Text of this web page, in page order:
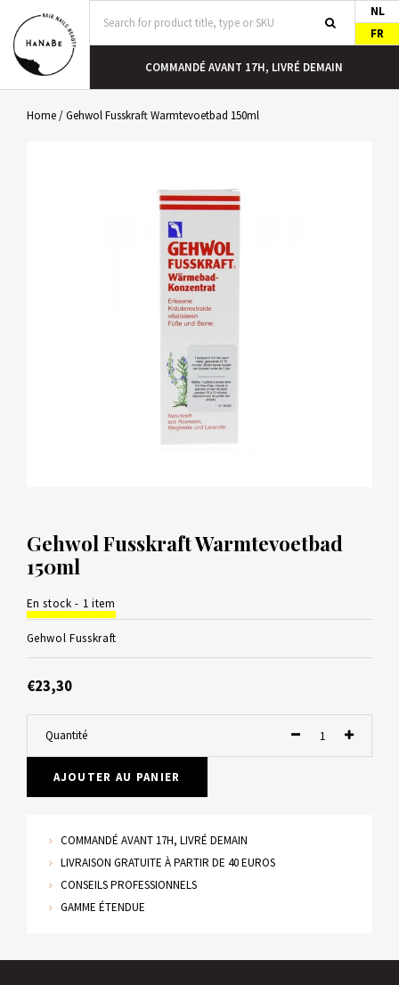
NL
FR
COMMANDÉ AVANT 17H, LIVRÉ DEMAIN
Home/Gehwol Fusskraft Warmtevoetbad 150ml
Gehwol Fusskraft Warmtevoetbad
150ml
En stock - 1 item
Gehwol Fusskraft
€23,30
Quantité
AJOUTER AU PANIER
COMMANDÉ AVANT 17H, LIVRÉ DEMAIN
LIVRAISON GRATUITE À PARTIR DE 40 EUROS
CONSEILS PROFESSIONNELS
GAMME ÉTENDUE